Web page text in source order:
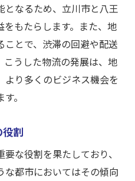
となるため、立川市と八王
もたらします。また、地
とで、渋滞の回避や配送
うした物流の発展は、地
り多くのビジネス機会を
。
割
な役割を果たしており、
な都市においてはその傾向